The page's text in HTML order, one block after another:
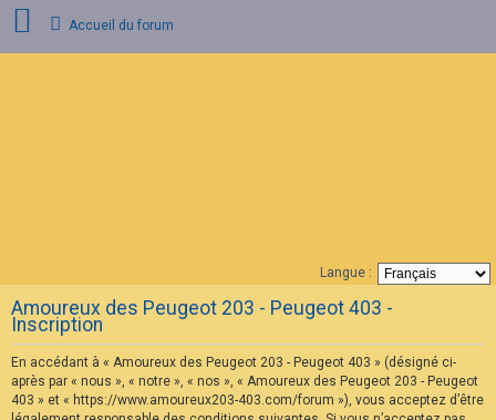
A
Q
Accueil du forum
Langue :
Amoureux des Peugeot 203 - Peugeot 403 -
Inscription
En accédant à « Amoureux des Peugeot 203 - Peugeot 403 » (désigné ci-
après par « nous », « notre », « nos », « Amoureux des Peugeot 203 - Peugeot
403 » et « https://www.amoureux203-403.com/forum »), vous acceptez d’être